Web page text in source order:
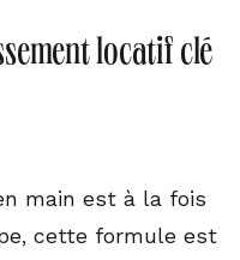
locatif clé
main est à la fois
cette formule est